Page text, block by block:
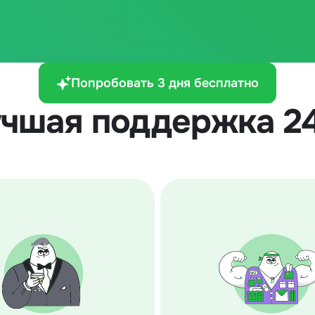
Попробовать 3 дня бесплатно
поддержка